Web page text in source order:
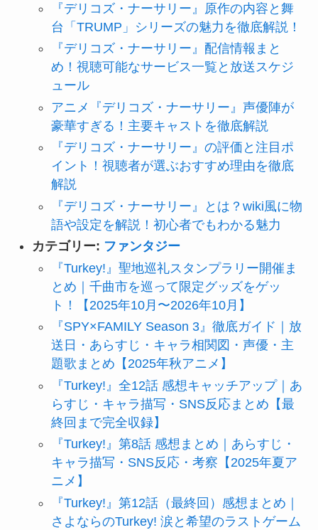
『デリコズ・ナーサリー』原作の内容と舞
台「TRUMP」シリーズの魅力を徹底解説！
『デリコズ・ナーサリー』配信情報まと
め！視聴可能なサービス一覧と放送スケジ
ュール
アニメ『デリコズ・ナーサリー』声優陣が
豪華すぎる！主要キャストを徹底解説
『デリコズ・ナーサリー』の評価と注目ポ
イント！視聴者が選ぶおすすめ理由を徹底
解説
『デリコズ・ナーサリー』とは？wiki風に物
語や設定を解説！初心者でもわかる魅力
カテゴリー: ファンタジー
『Turkey!』聖地巡礼スタンプラリー開催ま
とめ｜千曲市を巡って限定グッズをゲッ
ト！【2025年10月〜2026年10月】
『SPY×FAMILY Season 3』徹底ガイド｜放
送日・あらすじ・キャラ相関図・声優・主
題歌まとめ【2025年秋アニメ】
『Turkey!』全12話 感想キャッチアップ｜あ
らすじ・キャラ描写・SNS反応まとめ【最
終回まで完全収録】
『Turkey!』第8話 感想まとめ｜あらすじ・
キャラ描写・SNS反応・考察【2025年夏ア
ニメ】
『Turkey!』第12話（最終回）感想まとめ｜
さよならのTurkey! 涙と希望のラストゲーム